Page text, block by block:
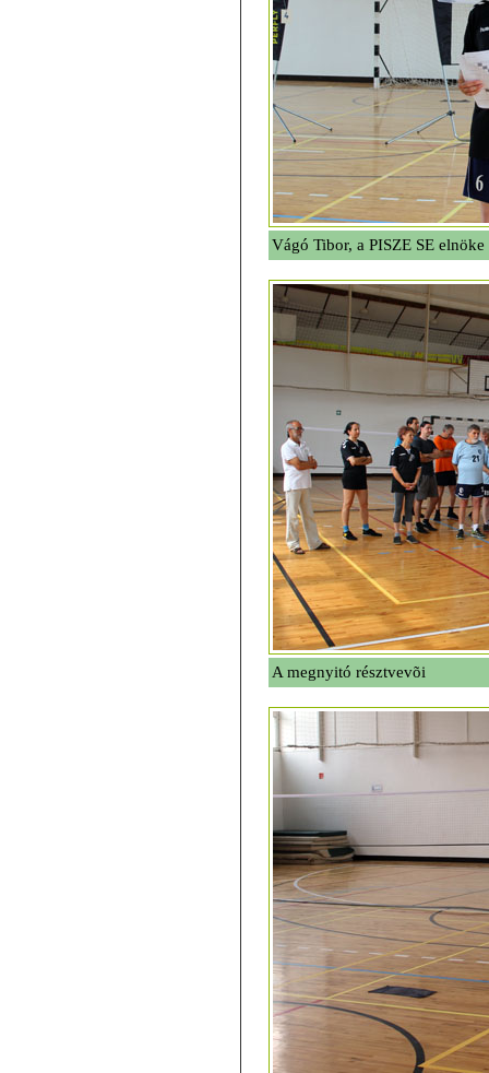
Vágó Tibor, a PISZE SE
A megnyitó résztvevõi